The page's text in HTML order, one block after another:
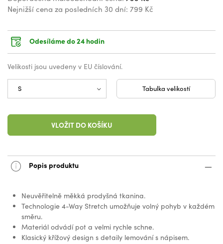
Nejnižší cena za posledních 30 dní: 799 Kč
Odesíláme do 24 hodin
Velikosti jsou uvedeny v EU číslování.
Tabulka velikostí
VLOŽIT DO KOŠÍKU
Popis produktu
Neuvěřitelně měkká prodyšná tkanina.
Technologie 4-Way Stretch umožňuje volný pohyb v každém
směru.
Materiál odvádí pot a velmi rychle schne.
Klasický křížový design s detaily lemování s nápisem.